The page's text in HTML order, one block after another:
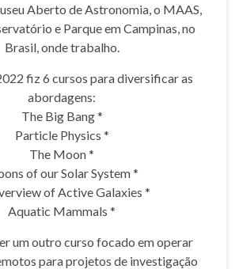
Aberto de Astronomia, o MAAS,
e Parque em Campinas, no
Brasil, onde trabalho.
fiz 6 cursos para diversificar as
abordagens:
The Big Bang *
Particle Physics *
The Moon *
of our Solar System *
of Active Galaxies *
Aquatic Mammals *
um outro curso focado em operar
para projetos de investigação